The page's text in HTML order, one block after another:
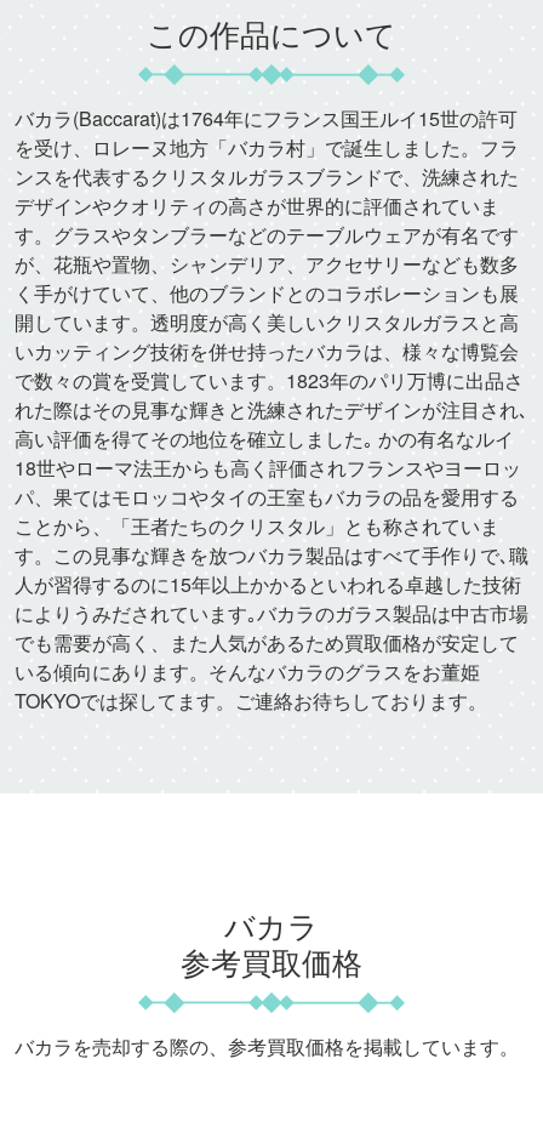
この作品について
バカラ(Baccarat)は1764年にフランス国王ルイ15世の許可
を受け、ロレーヌ地方「バカラ村」で誕生しました。フラ
ンスを代表するクリスタルガラスブランドで、洗練された
デザインやクオリティの高さが世界的に評価されていま
す。グラスやタンブラーなどのテーブルウェアが有名です
が、花瓶や置物、シャンデリア、アクセサリーなども数多
く手がけていて、他のブランドとのコラボレーションも展
開しています。透明度が高く美しいクリスタルガラスと高
いカッティング技術を併せ持ったバカラは、様々な博覧会
で数々の賞を受賞しています。1823年のパリ万博に出品さ
れた際はその見事な輝きと洗練されたデザインが注目され､
高い評価を得てその地位を確立しました｡ かの有名なルイ
18世やローマ法王からも高く評価されフランスやヨーロッ
パ、果てはモロッコやタイの王室もバカラの品を愛用する
ことから、「王者たちのクリスタル」とも称されていま
す。この見事な輝きを放つバカラ製品はすべて手作りで､職
人が習得するのに15年以上かかるといわれる卓越した技術
によりうみだされています｡バカラのガラス製品は中古市場
でも需要が高く、また人気があるため買取価格が安定して
いる傾向にあります。そんなバカラのグラスをお董姫
TOKYOでは探してます。ご連絡お待ちしております。
バカラ
参考買取価格
バカラを売却する際の、参考買取価格を掲載しています。